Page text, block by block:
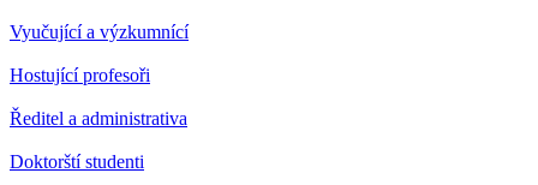
Vyučující a výzkumnící
Hostující profesoři
Ředitel a administrativa
Doktorští studenti